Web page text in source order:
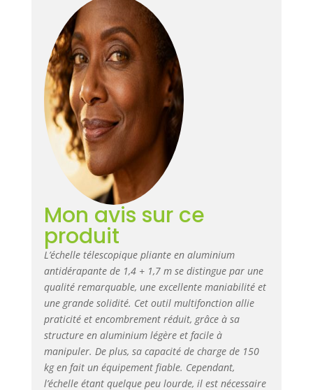
verrouille
automatiquement
afin que la hauteur
de l'échelle puisse
être ajustée selon
les besoins. Sûr :
chaque section de
l'échelle
télescopique en
aluminium est
conçue pour
s'ouvrir et se
sécurité sans
blesser les doigts.
antidérapantes et
les sangles
amortisseurs entre
les marches
rendent l'échelle
télescopique plus
stable et vous
offrent une
sécurité maximale
lorsqu'elle est
Mon avis sur ce
produit
L’échelle télescopique pliante en aluminium
antidérapante de 1,4 + 1,7 m se distingue par une
qualité remarquable, une excellente maniabilité et
une grande solidité. Cet outil multifonction allie
praticité et encombrement réduit, grâce à sa
structure en aluminium légère et facile à
manipuler. De plus, sa capacité de charge de 150
kg en fait un équipement fiable. Cependant,
l’échelle étant quelque peu lourde, il est nécessaire